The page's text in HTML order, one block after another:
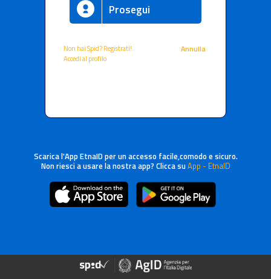
Prosegui
Non hai Spid? Registrati!
Accedi al profilo
Annulla
Scarica l'App EtnaID per un accesso facile,comodo e sicuro.
Non riesci a usare la nostra app? Clicca suApp - EtnaID